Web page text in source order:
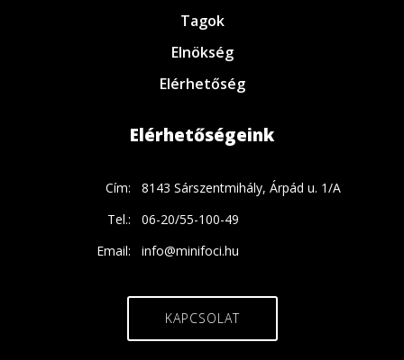
Tagok
Elnökség
Elérhetőség
Elérhetőségeink
Cím:
8143 Sárszentmihály, Árpád u. 1/A
Tel.:
06-20/55-100-49
Email:
info@minifoci.hu
KAPCSOLAT